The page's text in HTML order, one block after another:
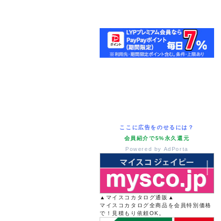
ここに広告をのせるには？
会員紹介で5%永久還元
Powered by AdPorta
▲マイスコカタログ通販▲
マイスコカタログ全商品を会員特別価格
で！見積もり依頼OK。